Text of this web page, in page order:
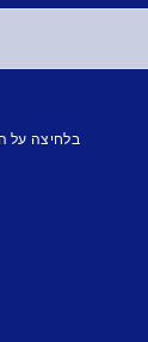
בלחיצה על